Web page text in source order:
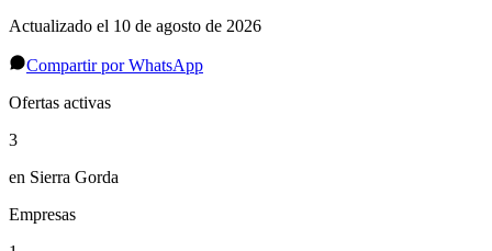
Actualizado el 10 de agosto de 2026
Compartir por WhatsApp
Ofertas activas
3
en Sierra Gorda
Empresas